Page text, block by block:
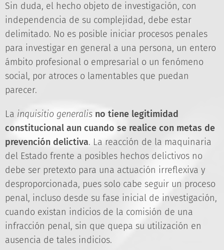
Sin duda, el hecho objeto de investigación, con
independencia de su complejidad, debe estar
delimitado. No es posible iniciar procesos penales
para investigar en general a una persona, un entero
ámbito profesional o empresarial o un fenómeno
social, por atroces o lamentables que puedan
parecer.
La inquisitio generalis no tiene legitimidad
constitucional aun cuando se realice con metas de
prevención delictiva. La reacción de la maquinaria
del Estado frente a posibles hechos delictivos no
debe ser pretexto para una actuación irreflexiva y
desproporcionada, pues solo cabe seguir un proceso
penal, incluso desde su fase inicial de investigación,
cuando existan indicios de la comisión de una
infracción penal, sin que quepa su utilización en
ausencia de tales indicios.